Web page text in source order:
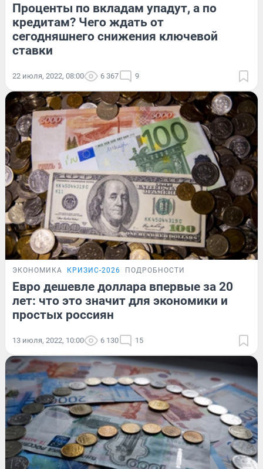
Проценты по вкладам упадут, а по
кредитам? Чего ждать от
сегодняшнего снижения ключевой
ставки
22 июля, 2022, 08:00 6 367 9
ЭКОНОМИКА КРИЗИС-2026 ПОДРОБНОСТИ
Евро дешевле доллара впервые за 20
лет: что это значит для экономики и
простых россиян
13 июля, 2022, 10:00 6 130 15